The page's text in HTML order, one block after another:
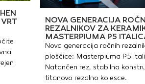
NOVA GENERACIJA
REZALNIKOV ZA
MASTERPIUMA P5
Nova generacija ročnih
ploščice: Masterpiuma P5
Natančen rez, stabilna
titanovo rezalno kolesce.